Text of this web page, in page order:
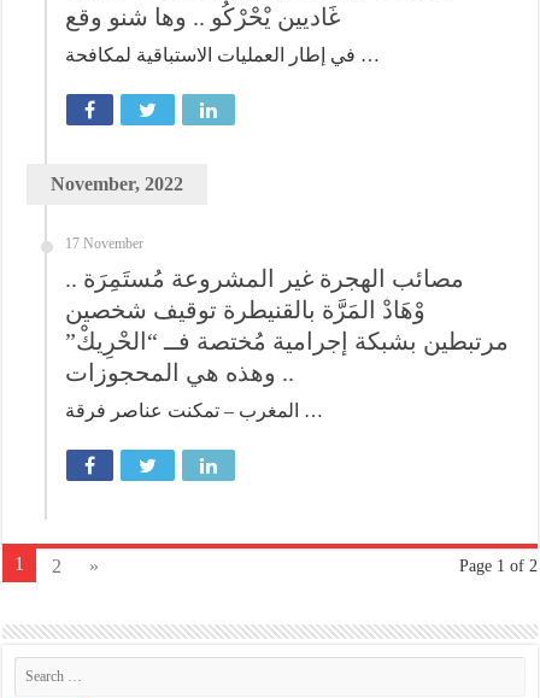
غَاديين يْحْرْكُو .. وها شنو وقع
في إطار العمليات الاستباقية لمكافحة …
November, 2022
17 November
مصائب الهجرة غير المشروعة مُستَمِرَة ..
وْهَادْ المَرَّة بالقنيطرة توقيف شخصين
مرتبطين بشبكة إجرامية مُختصة فــ “الحْرِيكْ”
.. وهذه هي المحجوزات
المغرب – تمكنت عناصر فرقة …
Page 1 of 2
1 2 »